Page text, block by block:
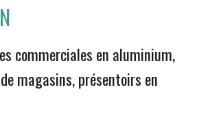
commerciales en aluminium,
magasins, présentoirs en